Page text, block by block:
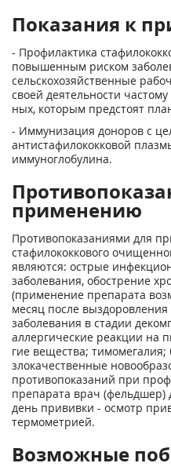
Показания к
- Профилактика
повышенным рис­ком
сельскохозяйственные
своей деятельности
ных, которым предстоят
- Иммунизация доноров с
антистафилококковой
иммуноглобулина.
применению
Противопоказаниями для
стафилококкового
являются: острые
заболевания, обострение
(применение препарата
месяц после
заболевания в стадии
аллергические реакции на
гие вещества; тимомегалия;
злокачественные
противопоказаний при
препарата врач (фельдшер)
день прививки - осмотр
термометрией.
Возможные